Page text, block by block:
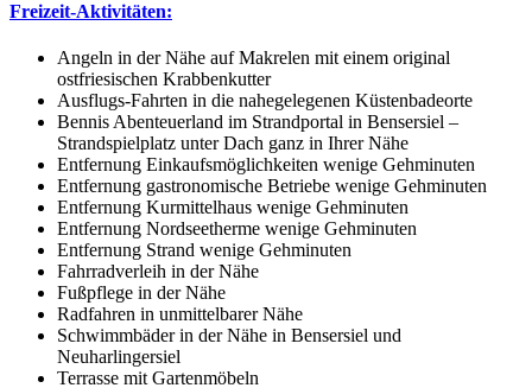
Freizeit-Aktivitäten:
Angeln in der Nähe auf Makrelen mit einem original
ostfriesischen Krabbenkutter
Ausflugs-Fahrten in die nahegelegenen Küstenbadeorte
Bennis Abenteuerland im Strandportal in Bensersiel –
Strandspielplatz unter Dach ganz in Ihrer Nähe
Entfernung Einkaufsmöglichkeiten wenige Gehminuten
Entfernung gastronomische Betriebe wenige Gehminuten
Entfernung Kurmittelhaus wenige Gehminuten
Entfernung Nordseetherme wenige Gehminuten
Entfernung Strand wenige Gehminuten
Fahrradverleih in der Nähe
Fußpflege in der Nähe
Radfahren in unmittelbarer Nähe
Schwimmbäder in der Nähe in Bensersiel und
Neuharlingersiel
Terrasse mit Gartenmöbeln